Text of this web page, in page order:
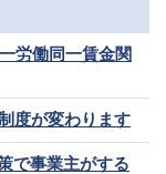
労働同一賃金関
度が変わります
で事業主がする